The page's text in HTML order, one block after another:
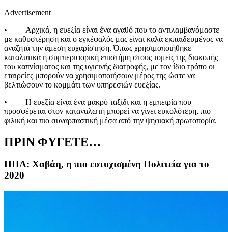
Advertisement
• Αρχικά, η ευεξία είναι ένα αγαθό που το αντιλαμβανόμαστε
με καθυστέρηση και ο εγκέφαλός μας είναι καλά εκπαιδευμένος να
αναζητά την άμεση ευχαρίστηση. Όπως χρησιμοποιήθηκε
καταλυτικά η συμπεριφορική επιστήμη στους τομείς της διακοπής
του καπνίσματος και της υγιεινής διατροφής, με τον ίδιο τρόπο οι
εταιρείες μπορούν να χρησιμοποιήσουν μέρος της ώστε να
βελτιώσουν το κομμάτι των υπηρεσιών ευεξίας.
• Η ευεξία είναι ένα μακρύ ταξίδι και η εμπειρία που
προσφέρεται στον καταναλωτή μπορεί να γίνει ευκολότερη, πιο
φιλική και πιο συναρπαστική μέσα από την ψηφιακή πρωτοπορία.
ΠΡΙΝ ΦΥΓΕΤΕ…
ΗΠΑ: Χαβάη, η πιο ευτυχισμένη Πολιτεία για το
2020